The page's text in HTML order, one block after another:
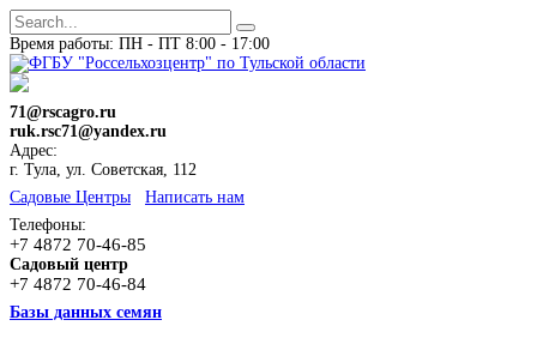
Время работы: ПН - ПТ 8:00 - 17:00
71@rscagro.ru
ruk.rsc71@yandex.ru
Адрес:
г. Тула, ул. Советская, 112
Cадовые Центры
Написать нам
Телефоны:
+7 4872 70-46-85
Садовый центр
+7 4872 70-46-84
Базы данных семян